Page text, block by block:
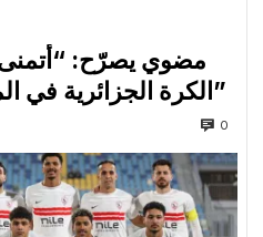
مضوي يصرّح: “أتمنى
الكرة الجزائرية في المسابقات القارية”
0